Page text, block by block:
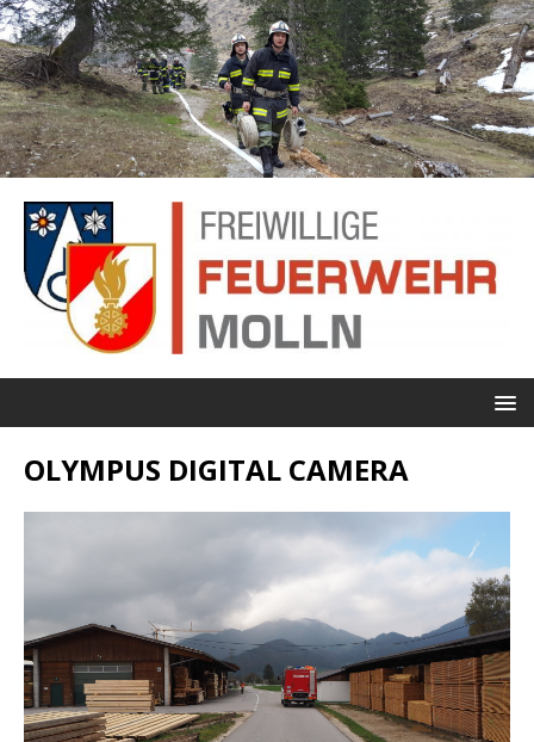
OLYMPUS DIGITAL CAMERA